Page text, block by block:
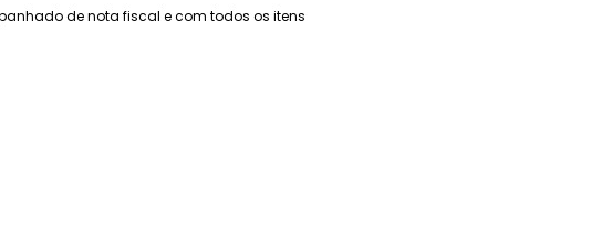
de nota fiscal e com todos os itens